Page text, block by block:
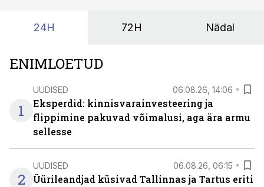
24H 72H Nädal
ENIMLOETUD
1
UUDISED 06.08.26, 14:06
Eksperdid: kinnisvarainvesteering ja
flippimine pakuvad võimalusi, aga ära armu
sellesse
2
UUDISED 06.08.26, 06:15
Üürileandjad küsivad Tallinnas ja Tartus eriti